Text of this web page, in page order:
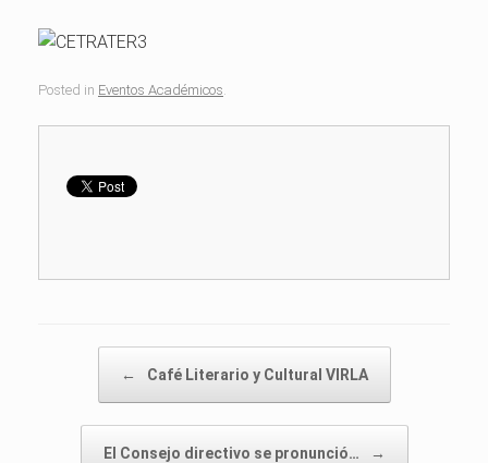
Posted in Eventos Académicos
← Café Literario y Cultural VIRLA
El Consejo directivo se pronunció… →